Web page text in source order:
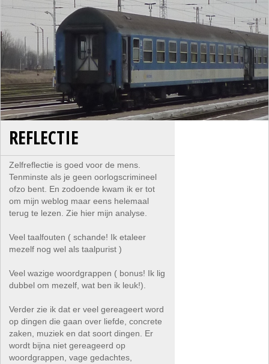
REFLECTIE
Zelfreflectie is goed voor de mens.
Tenminste als je geen oorlogscrimineel
ofzo bent. En zodoende kwam ik er tot
om mijn weblog maar eens helemaal
terug te lezen. Zie hier mijn analyse.
Veel taalfouten ( schande! Ik etaleer
mezelf nog wel als taalpurist )
Veel wazige woordgrappen ( bonus! Ik lig
dubbel om mezelf, wat ben ik leuk!).
Verder zie ik dat er veel gereageert word
op dingen die gaan over liefde, concrete
zaken, muziek en dat soort dingen. Er
wordt bijna niet gereageerd op
woordgrappen, vage gedachtes,